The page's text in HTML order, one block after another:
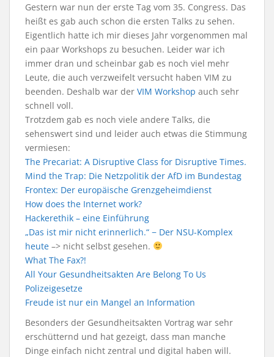
Gestern war nun der erste Tag vom 35. Congress. Das
heißt es gab auch schon die ersten Talks zu sehen.
Eigentlich hatte ich mir dieses Jahr vorgenommen mal
ein paar Workshops zu besuchen. Leider war ich
immer dran und scheinbar gab es noch viel mehr
Leute, die auch verzweifelt versucht haben VIM zu
beenden. Deshalb war der VIM Workshop auch sehr
schnell voll.
Trotzdem gab es noch viele andere Talks, die
sehenswert sind und leider auch etwas die Stimmung
vermiesen:
The Precariat: A Disruptive Class for Disruptive Times.
Mind the Trap: Die Netzpolitik der AfD im Bundestag
Frontex: Der europäische Grenzgeheimdienst
How does the Internet work?
Hackerethik – eine Einführung
„Das ist mir nicht erinnerlich.“ − Der NSU-Komplex
heute –> nicht selbst gesehen.
What The Fax?!
All Your Gesundheitsakten Are Belong To Us
Polizeigesetze
Freude ist nur ein Mangel an Information
Besonders der Gesundheitsakten Vortrag war sehr
erschütternd und hat gezeigt, dass man manche
Dinge einfach nicht zentral und digital haben will.